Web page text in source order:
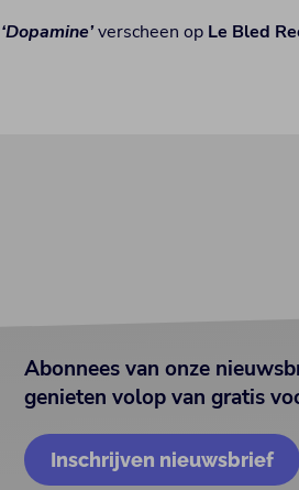
‘Dopamine’verscheen op Le Bled
Abonnees van onze
genieten volop van gratis
Inschrijven nieuwsbrief